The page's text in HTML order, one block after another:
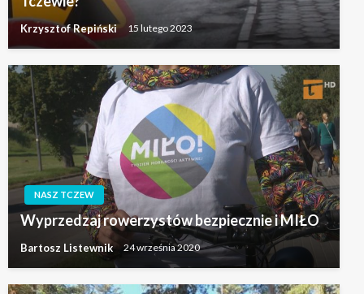
Krzysztof Repiński 15 lutego 2023
NASZ TCZEW
Wyprzedzaj rowerzystów bezpiecznie i MIŁO
Bartosz Listewnik 24 września 2020